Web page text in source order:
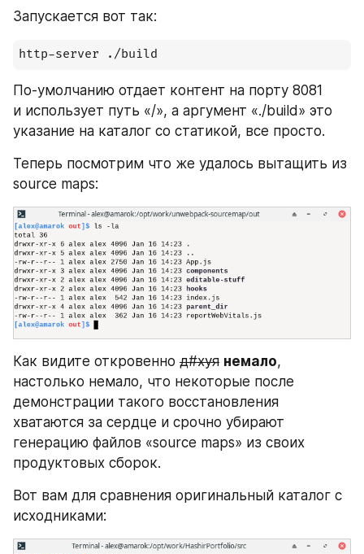
Запускается вот так:
http-server ./build
По-умолчанию отдает контент на порту 8081
и использует путь «/», а аргумент «./build» это
указание на каталог со статикой, все просто.
Теперь посмотрим что же удалось вытащить из
source maps:
Как видите откровенно д#хуя немало,
настолько немало, что некоторые после
демонстрации такого восстановления
хватаются за сердце и срочно убирают
генерацию файлов «source maps» из своих
продуктовых сборок.
Вот вам для сравнения оригинальный каталог с
исходниками: